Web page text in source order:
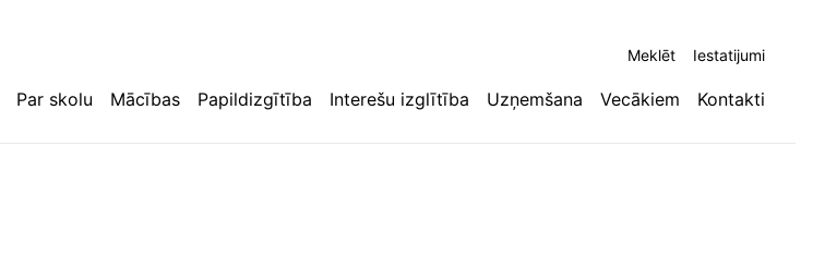
Meklēt Iestatijumi
Par skolu Mācības Papildizgītība Interešu izglītība Uzņemšana Vecākiem Kontakti